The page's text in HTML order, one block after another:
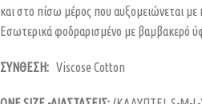
και στο πίσω μέρος που αυξομειώνεται με
Εσωτερικά φοδραρισμένο με βαμβακερό
ΣΥΝΘΕΣΗ: Viscose Cotton